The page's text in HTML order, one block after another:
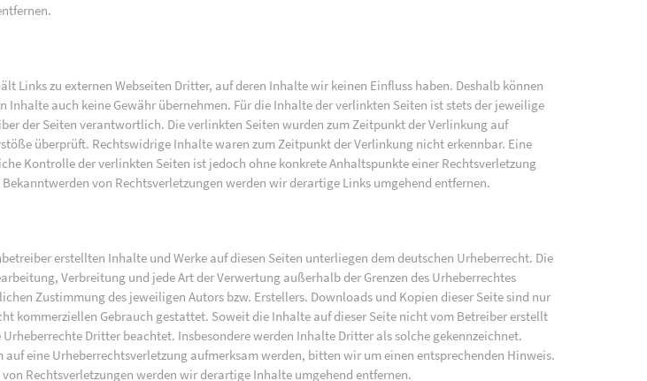
Links zu externen Webseiten Dritter, auf deren Inhalte wir keinen Einfluss haben. Deshalb können
Inhalte auch keine Gewähr übernehmen. Für die Inhalte der verlinkten Seiten ist stets der jeweilige
der Seiten verantwortlich. Die verlinkten Seiten wurden zum Zeitpunkt der Verlinkung auf
überprüft. Rechtswidrige Inhalte waren zum Zeitpunkt der Verlinkung nicht erkennbar. Eine
Kontrolle der verlinkten Seiten ist jedoch ohne konkrete Anhaltspunkte einer Rechtsverletzung
von Rechtsverletzungen werden wir derartige Links umgehend entfernen.
erstellten Inhalte und Werke auf diesen Seiten unterliegen dem deutschen Urheberrecht. Die
Verbreitung und jede Art der Verwertung außerhalb der Grenzen des Urheberrechtes
Zustimmung des jeweiligen Autors bzw. Erstellers. Downloads und Kopien dieser Seite sind nur
kommerziellen Gebrauch gestattet. Soweit die Inhalte auf dieser Seite nicht vom Betreiber erstellt
Dritter beachtet. Insbesondere werden Inhalte Dritter als solche gekennzeichnet.
auf eine Urheberrechtsverletzung aufmerksam werden, bitten wir um einen entsprechenden Hinweis.
Rechtsverletzungen werden wir derartige Inhalte umgehend entfernen.